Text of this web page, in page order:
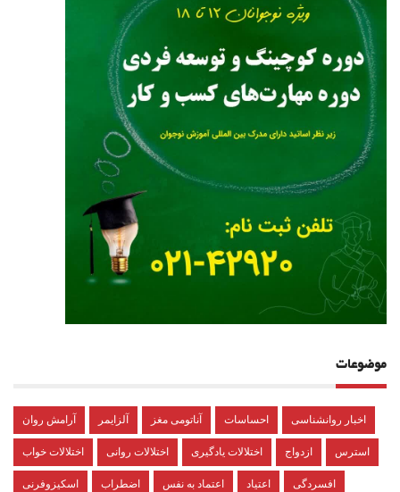
موضوعات
آرامش روان آلزایمر آناتومی مغز احساسات اخبار روانشناسی
اختلالات خواب اختلالات روانی اختلالات یادگیری ازدواج استرس
اسکیزوفرنی اضطراب اعتماد به نفس اعتیاد افسردگی